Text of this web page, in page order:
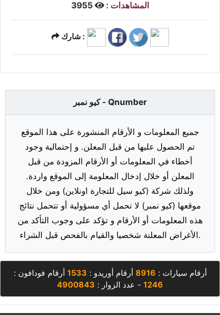
المشاهدات :
شارك :
كيو نمبر - Qnumber
جميع المعلومات و الأرقام المنشورة على هذا الموقع
تم الحصول عليها من قبل المعلن. و إحتمالية وجود
أخطاء في المعلومات أو الأرقام المزودة من قبل
المعلن أو خلال إدخال المعلومة إلى الموقع واردة.
ولذلك شركة (كيو سيل للتجارة اونلاين) ومن خلال
موقعها (كيو نمبر) لا تحمل أي مسؤولية أو تتحمل نتائج
هذه المعلومات أو الأرقام و تؤكد على وجوب التأكد من
الأغراض المعلنة شخصيا والقيام بالفحص قبل الشراء.
أرقام سيارات : 8916 أرقام أوريدو : 1533 أرقام فودافون :
1246 - عدد الزوار : 4900843